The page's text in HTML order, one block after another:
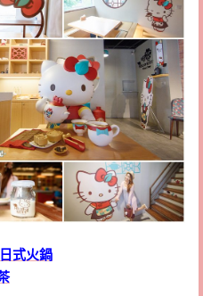
式火鍋